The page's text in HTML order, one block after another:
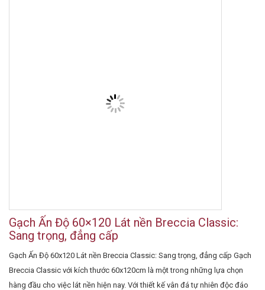
Gạch Ấn Độ 60×120 Lát nền Breccia Classic:
Sang trọng, đẳng cấp
Gạch Ấn Độ 60x120 Lát nền Breccia Classic: Sang trọng, đẳng cấp Gạch
Breccia Classic với kích thước 60x120cm là một trong những lựa chọn
hàng đầu cho việc lát nền hiện nay. Với thiết kế vân đá tự nhiên độc đáo